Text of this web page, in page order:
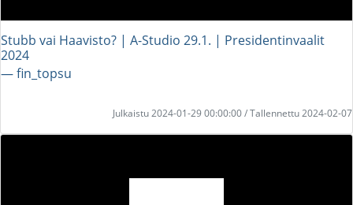
Stubb vai Haavisto? | A-Studio 29.1. | Presidentinvaalit
2024
― fin_topsu
Julkaistu 2024-01-29 00:00:00 / Tallennettu 2024-02-07